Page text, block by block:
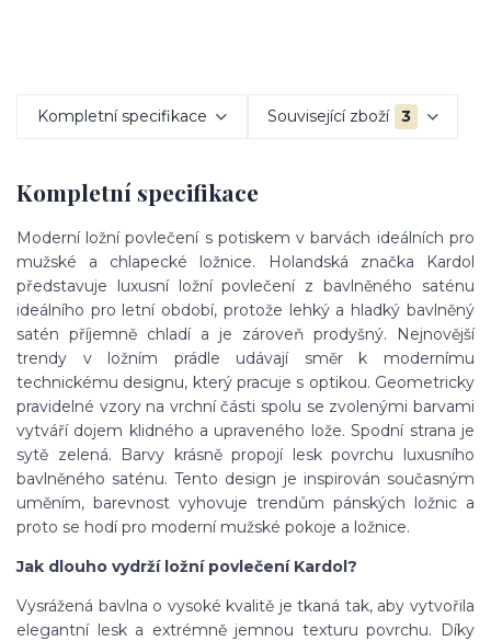
Kompletní specifikace Související zboží 3
Kompletní specifikace
Moderní ložní povlečení s potiskem v barvách ideálních pro
mužské a chlapecké ložnice. Holandská značka Kardol
představuje luxusní ložní povlečení z bavlněného saténu
ideálního pro letní období, protože lehký a hladký bavlněný
satén příjemně chladí a je zároveň prodyšný. Nejnovější
trendy v ložním prádle udávají směr k modernímu
technickému designu, který pracuje s optikou. Geometricky
pravidelné vzory na vrchní části spolu se zvolenými barvami
vytváří dojem klidného a upraveného lože. Spodní strana je
sytě zelená. Barvy krásně propojí lesk povrchu luxusního
bavlněného saténu. Tento design je inspirován současným
uměním, barevnost vyhovuje trendům pánských ložnic a
proto se hodí pro moderní mužské pokoje a ložnice.
Jak dlouho vydrží ložní povlečení Kardol?
Vysrážená bavlna o vysoké kvalitě je tkaná tak, aby vytvořila
elegantní lesk a extrémně jemnou texturu povrchu. Díky